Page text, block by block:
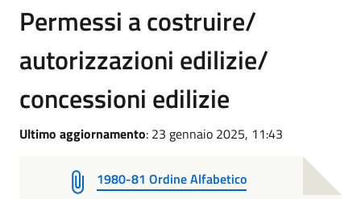
Permessi a costruire/
autorizzazioni edilizie/
concessioni edilizie
Ultimo aggiornamento: 23 gennaio 2025, 11:43
1980-81 Ordine Alfabetico